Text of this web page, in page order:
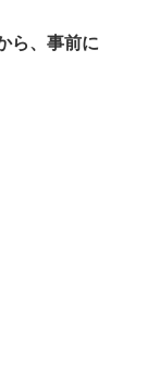
ら、事前に